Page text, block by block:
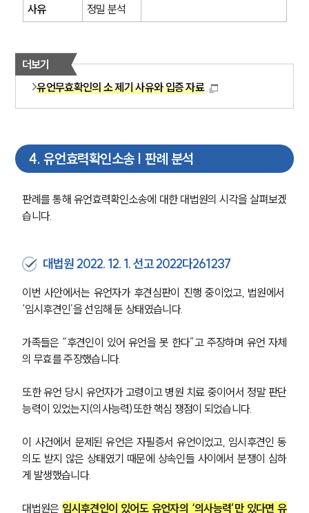
그룹소개
대륜의 강점
오시는 길
글로벌 파트너 로펌
업무사례
주요 업무사례
법률정보
업무분야
가사그룹 업무
전체
상속재산계산기(법정상속분)
사유
정밀 분석
더보기
유언무효확인의 소 제기 사유와 입증 자료
4. 유언효력확인소송 | 판례 분석
판례를 통해 유언효력확인소송에 대한 대법원의 시각을 살펴보겠
습니다.
대법원 2022. 12. 1. 선고 2022다261237
이번 사안에서는 유언자가 후견심판이 진행 중이었고, 법원에서
‘임시후견인’을 선임해 둔 상태였습니다.
가족들은 “후견인이 있어 유언을 못 한다”고 주장하며 유언 자체
의 무효를 주장했습니다.
또한 유언 당시 유언자가 고령이고 병원 치료 중이어서 정말 판단
능력이 있었는지(의사능력)또한 핵심 쟁점이 되었습니다.
이 사건에서 문제된 유언은 자필증서 유언이었고, 임시후견인 동
의도 받지 않은 상태였기 때문에 상속인들 사이에서 분쟁이 심하
게 발생했습니다.
대법원은 임시후견인이 있어도 유언자의 ‘의사능력’만 있다면 유